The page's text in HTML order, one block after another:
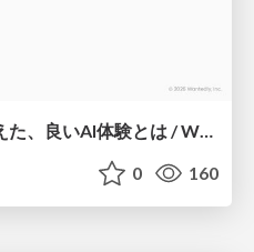
AIチャットの改善から見えた、良いAI体験とは / What Constitutes a Good AI Experience: Insights from Improving AI Chat
0 160